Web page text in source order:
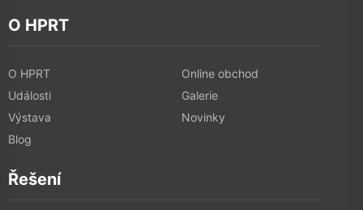
O HPRT
O HPRT
Online obchod
Události
Galerie
Výstava
Novinky
Blog
Řešení